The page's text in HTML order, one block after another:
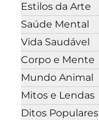
Estilos da Arte
Saúde Mental
Vida Saudável
Corpo e Mente
Mundo Animal
Mitos e Lendas
Ditos Populares